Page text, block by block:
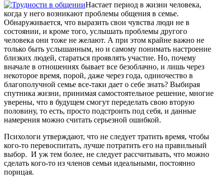
Настает период в жизни человека,
когда у него возникают проблемы общения в семье.
Обнаруживается, что выразить свои чувства люди не в
состоянии, и кроме того, услышать проблемы другого
человека они тоже не желают. А при этом крайне важно не
только быть услышанным, но и самому понимать настроение
близких людей, стараться проявлять участие. Но, почему
вначале в отношениях бывает все безоблачно, и лишь через
некоторое время, порой, даже через года, одиночество в
благополучной семье все-таки дает о себе знать? Выбирая
спутника жизни, принимая самостоятельное решение, многие
уверены, что в будущем смогут переделать свою вторую
половину, то есть, просто подстроить под себя, и данные
намерения можно считать серьезной ошибкой.
Психологи утверждают, что не следует тратить время, чтобы
кого-то перевоспитать, лучше потратить его на правильный
выбор. И уж тем более, не следует рассчитывать, что можно
сделать кого-то из членов семьи идеальными, постоянно
порицая.